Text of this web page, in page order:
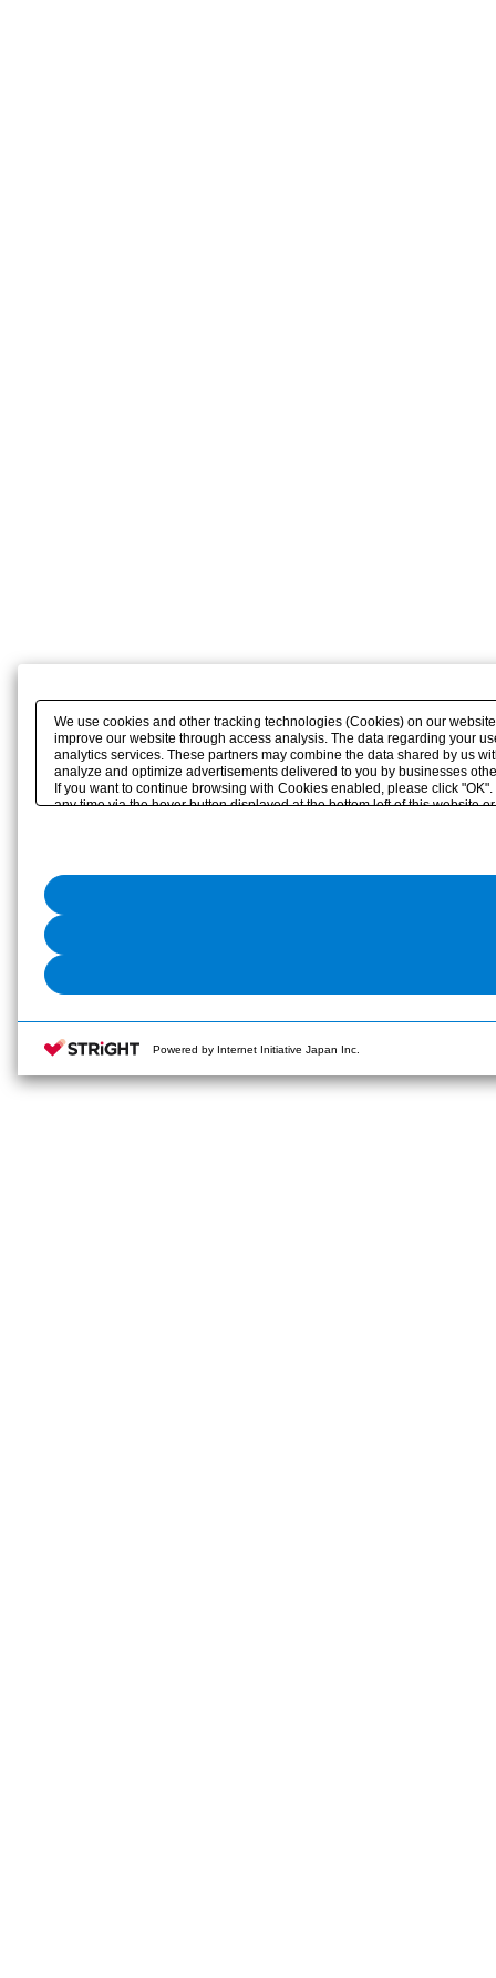
We use cookies and other tracking technologies (Cookies) on our
improve our website through access analysis. The data regarding your
analytics services. These partners may combine the data shared by us
analyze and optimize advertisements delivered to you by businesses
If you want to continue browsing with Cookies enabled, please click
any time via the hover button displayed at the bottom left of this website
Powered by Internet Initiative Japan Inc.